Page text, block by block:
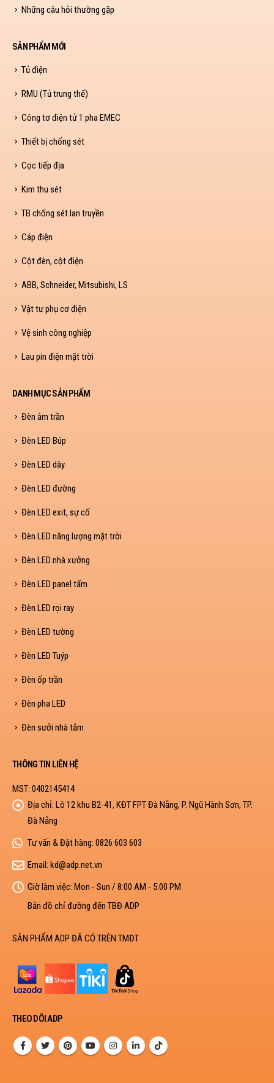
Những câu hỏi thường gặp
SẢN PHẨM MỚI
Tủ điện
RMU (Tủ trung thế)
Công tơ điện tử 1 pha EMEC
Thiết bị chống sét
Cọc tiếp địa
Kim thu sét
TB chống sét lan truyền
Cáp điện
Cột đèn, cột điện
ABB, Schneider, Mitsubishi, LS
Vật tư phụ cơ điện
Vệ sinh công nghiệp
Lau pin điện mặt trời
DANH MỤC SẢN PHẨM
Đèn âm trần
Đèn LED Búp
Đèn LED dây
Đèn LED đường
Đèn LED exit, sự cố
Đèn LED năng lượng mặt trời
Đèn LED nhà xưởng
Đèn LED panel tấm
Đèn LED rọi ray
Đèn LED tường
Đèn LED Tuýp
Đèn ốp trần
Đèn pha LED
Đèn sưởi nhà tắm
THÔNG TIN LIÊN HỆ
MST: 0402145414
Địa chỉ: Lô 12 khu B2-41, KĐT FPT Đà Nẵng, P. Ngũ Hành Sơn, TP.
Đà Nẵng
Tư vấn & Đặt hàng: 0826 603 603
Email: kd@adp.net.vn
Giờ làm việc: Mon - Sun / 8:00 AM - 5:00 PM
Bản đồ chỉ đường đến TBĐ ADP
SẢN PHẨM ADP ĐÃ CÓ TRÊN TMĐT
THEO DÕI ADP